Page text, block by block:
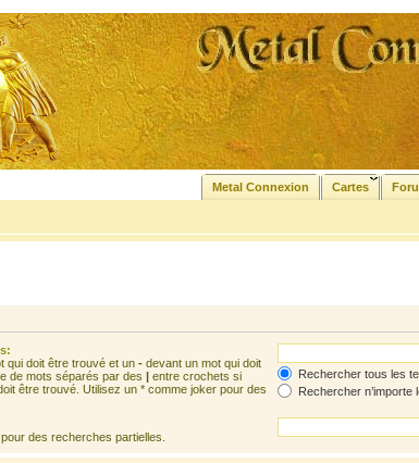
Metal Connexion Cartes
qui doit être trouvé et un -devant un mot qui doit
de mots séparés par des |entre crochets si
être trouvé. Utilisez un * comme joker pour des
Rechercher tous les
Rechercher n’importe
des recherches partielles.